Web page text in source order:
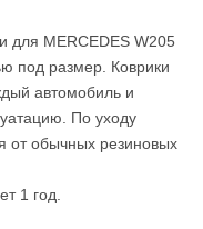
для MERCEDES W205
под размер. Коврики
автомобиль и
По уходу
от обычных резиновых
1 год.